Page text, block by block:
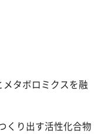
メタボロミクスを融
くり出す活性化合物